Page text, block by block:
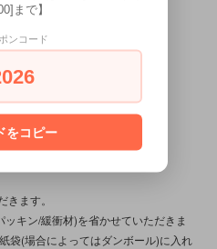
ます。
います。
不明点がございましたら、
ます。
キン/緩衝材)を省かせていただきま
袋(場合によってはダンボール)に入れ
まで】
ンコード
をコピー